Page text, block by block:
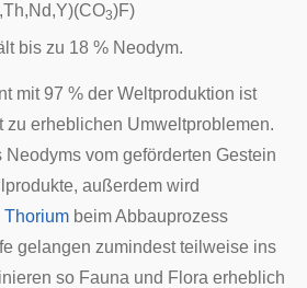
3)F)
bis zu 18 % Neodym.
mit 97 % der Weltproduktion ist
zu erheblichen Umweltproblemen.
Neodyms vom geförderten Gestein
außerdem wird
Thorium beim Abbauprozess
gelangen zumindest teilweise ins
so Fauna und Flora erheblich